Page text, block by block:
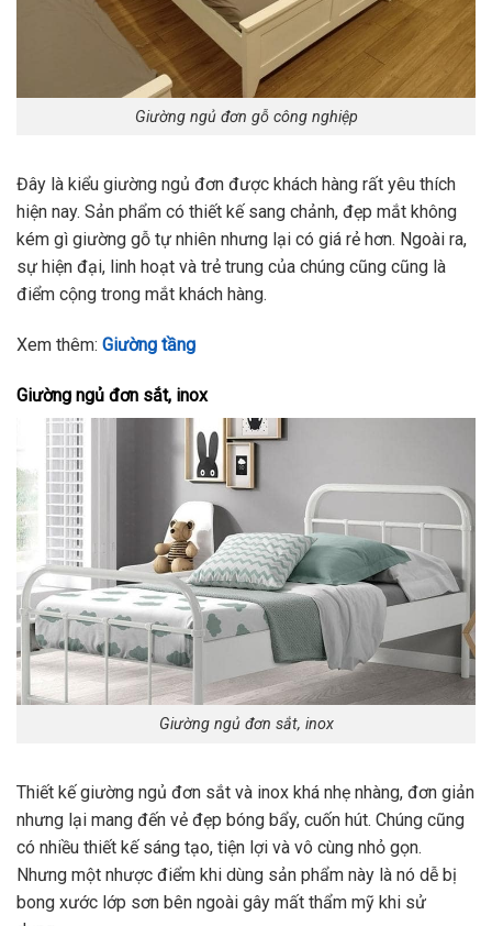
Giường ngủ đơn gỗ công nghiệp
Đây là kiểu giường ngủ đơn được khách hàng rất yêu thích
hiện nay. Sản phẩm có thiết kế sang chảnh, đẹp mắt không
kém gì giường gỗ tự nhiên nhưng lại có giá rẻ hơn. Ngoài ra,
sự hiện đại, linh hoạt và trẻ trung của chúng cũng cũng là
điểm cộng trong mắt khách hàng.
Xem thêm: Giường tầng
Giường ngủ đơn sắt, inox
Giường ngủ đơn sắt, inox
Thiết kế giường ngủ đơn sắt và inox khá nhẹ nhàng, đơn giản
nhưng lại mang đến vẻ đẹp bóng bẩy, cuốn hút. Chúng cũng
có nhiều thiết kế sáng tạo, tiện lợi và vô cùng nhỏ gọn.
Nhưng một nhược điểm khi dùng sản phẩm này là nó dễ bị
bong xước lớp sơn bên ngoài gây mất thẩm mỹ khi sử